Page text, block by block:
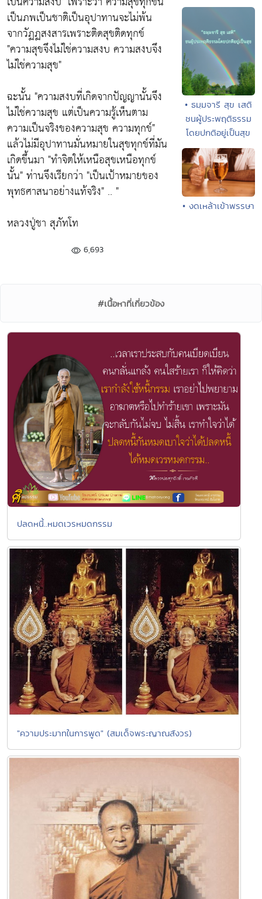
เป็นภพเป็นชาติเป็นอุปาทานจะไม่พ้น
จากวัฏฏสงสารเพราะติดสุขติดทุกข์
"ความสุขจึงไม่ใช่ความสงบ ความสงบจึง
ไม่ใช่ความสุข"
ฉะนั้น "ความสงบที่เกิดจากปัญญานั้นจึง
ไม่ใช่ความสุข แต่เป็นความรู้เห็นตาม
ความเป็นจริงของความสุข ความทุกข์"
แล้วไม่มีอุปาทานมั่นหมายในสุขทุกข์ที่มัน
เกิดขึ้นมา "ทำจิตให้เหนือสุขเหนือทุกข์
นั้น"ท่านจึงเรียกว่า "เป็นเป้าหมายของ
พุทธศาสนาอย่างแท้จริง" .. "
หลวงปู่ชา สุภัทโท
6,693
• ธมฺมจารี สุข เสติ
ชนผู้ประพฤติธรรม
โดยปกติอยู่เป็นสุข
• งดเหล้าเข้าพรรษา
#เนื้อหาที่เกี่ยวข้อง
ปลดหนี้..หมดเวรหมดกรรม
"ความประมาทในการพูด" (สมเด็จพระญาณสังวร)